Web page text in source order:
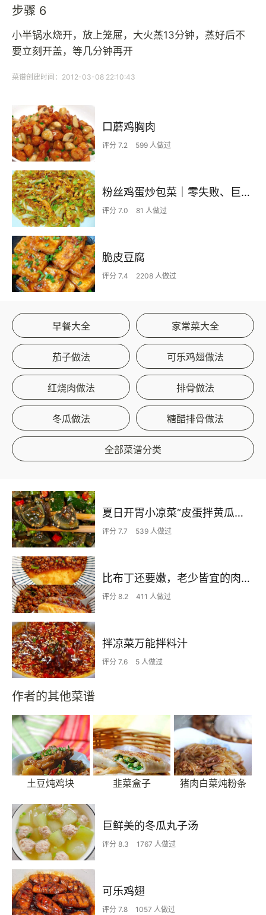
步骤 6
小半锅水烧开，放上笼屉，大火蒸13分钟，蒸好后不
要立刻开盖，等几分钟再开
菜谱创建时间：2012-03-08 22:10:43
口蘑鸡胸肉
评分 7.2 599 人做过
粉丝鸡蛋炒包菜｜零失败、巨下饭
评分 7.0 81 人做过
脆皮豆腐
评分 7.4 2208 人做过
早餐大全 家常菜大全
茄子做法 可乐鸡翅做法
红烧肉做法 排骨做法
冬瓜做法 糖醋排骨做法
全部菜谱分类
夏日开胃小凉菜“皮蛋拌黄瓜🥒”开胃减脂
评分 7.7 539 人做过
比布丁还要嫩，老少皆宜的肉沫蒸蛋
评分 8.2 411 人做过
拌凉菜万能拌料汁
评分 7.6 5 人做过
作者的其他菜谱
土豆炖鸡块 韭菜盒子 猪肉白菜炖粉条
巨鲜美的冬瓜丸子汤
评分 8.3 1767 人做过
可乐鸡翅
评分 7.8 1057 人做过